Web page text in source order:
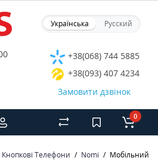
Українська Русский
+38(068) 744 5885
+38(093) 407 4234
Замовити дзвінок
0
Кнопкові Телефони Nomi Мобільний